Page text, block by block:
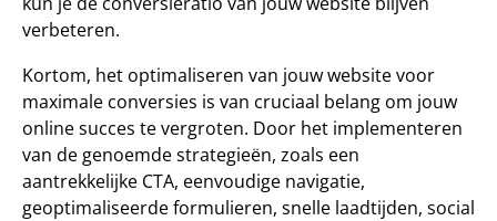
verbeteren.
Kortom, het optimaliseren van jouw website voor
maximale conversies is van cruciaal belang om jouw
online succes te vergroten. Door het implementeren
van de genoemde strategieën, zoals een
aantrekkelijke CTA, eenvoudige navigatie,
geoptimaliseerde formulieren, snelle laadtijden, social